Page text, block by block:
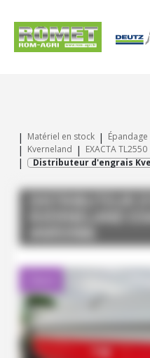
Matériel en stock Épandage
Kverneland
EXACTA TL2550
Distributeur d'engrais